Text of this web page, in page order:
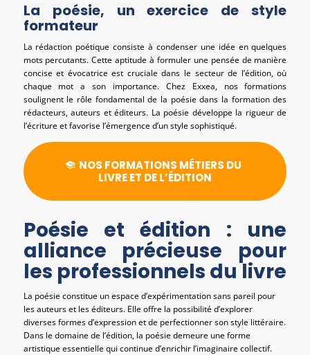
La poésie, un exercice de style
formateur
La rédaction poétique consiste à condenser une idée en quelques
mots percutants. Cette aptitude à formuler une pensée de manière
concise et évocatrice est cruciale dans le secteur de l’édition, où
chaque mot a son importance. Chez Exxea, nos formations
soulignent le rôle fondamental de la poésie dans la formation des
rédacteurs, auteurs et éditeurs. La poésie développe la rigueur de
l’écriture et favorise l’émergence d’un style sophistiqué.
NOS FORMATIONS MÉTIERS DU
LIVRE ET DE L’ÉDITION
Poésie et édition : une
alliance précieuse pour
les professionnels du livre
La poésie constitue un espace d’expérimentation sans pareil pour
les auteurs et les éditeurs. Elle offre la possibilité d’explorer
diverses formes d’expression et de perfectionner son style littéraire.
Dans le domaine de l’édition, la poésie demeure une forme
artistique essentielle qui continue d’enrichir l’imaginaire collectif.